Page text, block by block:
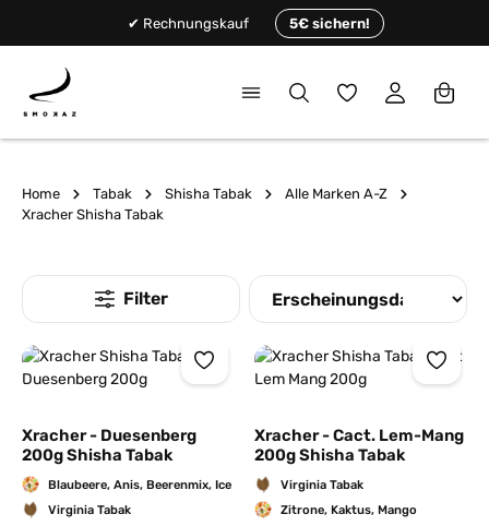
✔ Rechnungskauf 5€ sichern!
Du hast 0
Home Tabak Shisha Tabak
Alle Marken A-Z
Xracher Shisha Tabak
Xracher - Duesenberg
200g Shisha Tabak
Blaubeere, Anis, Beerenmix, Ice
Virginia Tabak
Xracher - Cact. Lem-Mang
200g Shisha Tabak
Virginia Tabak
Zitrone, Kaktus, Mango